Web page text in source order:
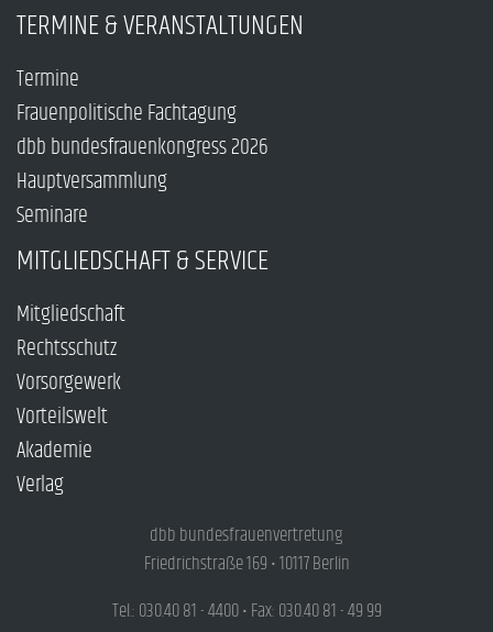
TERMINE & VERANSTALTUNGEN
Termine
Frauenpolitische Fachtagung
dbb bundesfrauenkongress 2026
Hauptversammlung
Seminare
MITGLIEDSCHAFT & SERVICE
Mitgliedschaft
Rechtsschutz
Vorsorgewerk
Vorteilswelt
Akademie
Verlag
dbb bundesfrauenvertretung
Friedrichstraße 169 • 10117 Berlin
Tel.: 030.40 81 - 4400 • Fax: 030.40 81 - 49 99